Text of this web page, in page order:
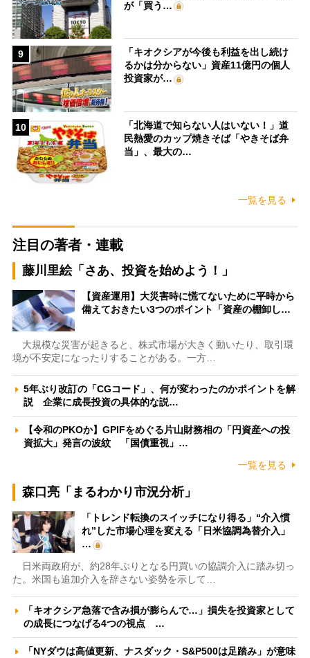
が「買う…
9
「キオクシアが今後も利益を出し続け
るかは分からない」資産11億円の個人
投資家が…
10
「北海道で知らない人はいない！」道
民熱愛のカップ焼きそば「やきそば弁
当」、最大の…
一覧を見る
注目の著者・連載
藤川里絵「さあ、投資を始めよう！」
【資産運用】大災害時に慌てないために平時から
備えておきたい3つのポイント「資産の棚卸し…
大規模な災害が起きると、株式市場が大きく動いたり、取引環
境が不安定になったりすることがある。一方…
5年ぶり改訂の「CGコード」、何が変わったのかポイントを解
説 企業に成長投資の具体的な説…
【令和のPKOか】GPIFをめぐる片山財務相の「円資産への投
資拡大」発言の波紋 「国債重視」…
一覧を見る
森口亮「まるわかり市況分析」
「トレンド転換のスイッチになり得る」“介入慣
れ”した市場心理を変える「日米協調為替介入」
…
日米両政府が、約28年ぶりとなる円買いの協調介入に踏み切っ
た。米国も追加介入を辞さない姿勢を示して…
「キオクシア急落で含み損が膨らんで…」損失を投資家として
の成長につなげる4つの視点 …
「NYダウは高値更新、ナスダック・S&P500は足踏み」が意味